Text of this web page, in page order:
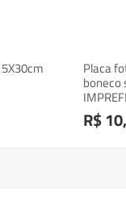
Placa
boneco
R$